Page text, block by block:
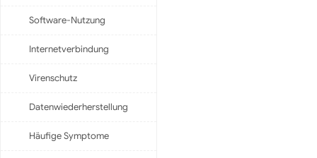
Software-Nutzung
Internetverbindung
Virenschutz
Datenwiederherstellung
Häufige Symptome